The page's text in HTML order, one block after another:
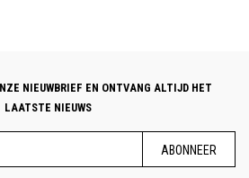
NIEUWBRIEF EN ONTVANG ALTIJD HET
LAATSTE NIEUWS
ABONNEER